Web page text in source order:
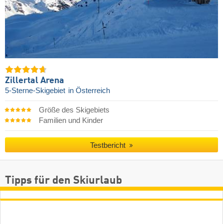
Zillertal Arena
5-Sterne-Skigebiet in Österreich
Größe des Skigebiets
Familien und Kinder
Testbericht
Tipps für den Skiurlaub